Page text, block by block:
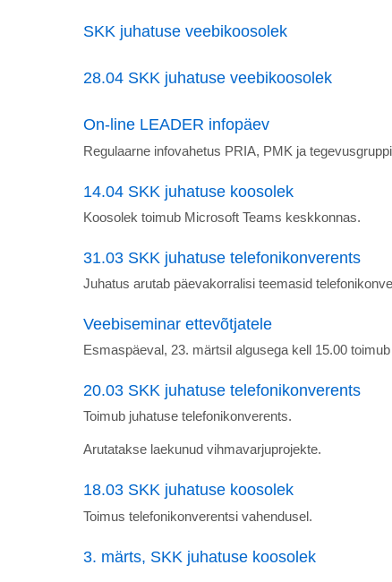
SKK juhatuse veebikoosolek
28.04 SKK juhatuse veebikoosolek
On-line LEADER infopäev
Regulaarne infovahetus PRIA, PMK ja
14.04 SKK juhatuse koosolek
Koosolek toimub Microsoft Teams keskkonnas.
31.03 SKK juhatuse telefonikonverents
Juhatus arutab päevakorralisi teemasid
Veebiseminar ettevõtjatele
Esmaspäeval, 23. märtsil algusega kell 15.00
20.03 SKK juhatuse telefonikonverents
Toimub juhatuse telefonikonverents.
Arutatakse laekunud vihmavarjuprojekte.
18.03 SKK juhatuse koosolek
Toimus telefonikonverentsi vahendusel.
3. märts, SKK juhatuse koosolek